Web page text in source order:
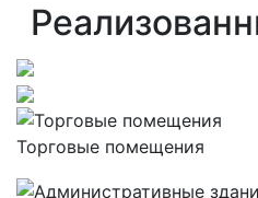
Торговые помещения